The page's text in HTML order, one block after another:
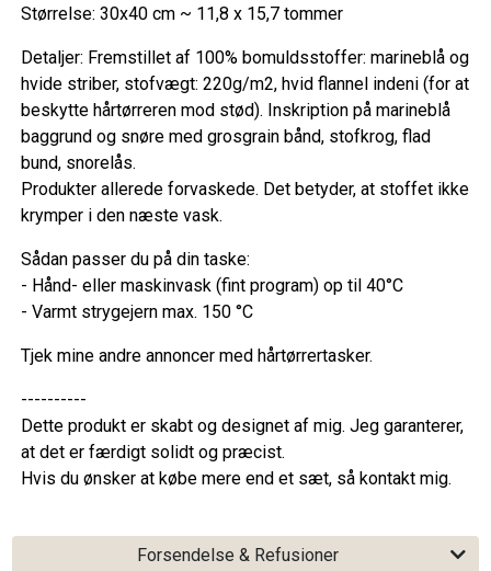
Størrelse: 30x40 cm ~ 11,8 x 15,7 tommer
Detaljer: Fremstillet af 100% bomuldsstoffer: marineblå og
hvide striber, stofvægt: 220g/m2, hvid flannel indeni (for at
beskytte hårtørreren mod stød). Inskription på marineblå
baggrund og snøre med grosgrain bånd, stofkrog, flad
bund, snorelås.
Produkter allerede forvaskede. Det betyder, at stoffet ikke
krymper i den næste vask.
Sådan passer du på din taske:
- Hånd- eller maskinvask (fint program) op til 40°C
- Varmt strygejern max. 150 °C
Tjek mine andre annoncer med hårtørrertasker.
----------
Dette produkt er skabt og designet af mig. Jeg garanterer,
at det er færdigt solidt og præcist.
Hvis du ønsker at købe mere end et sæt, så kontakt mig.
Forsendelse & Refusioner